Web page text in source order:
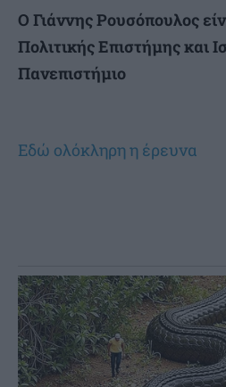
O Γιάννης Ρουσόπουλος
Πολιτικής Επιστήμης και
Πανεπιστήμιο
Εδώ ολόκληρη η έρευνα